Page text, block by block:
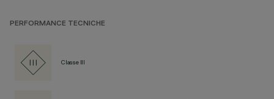
PERFORMANCE TECNICHE
Classe III